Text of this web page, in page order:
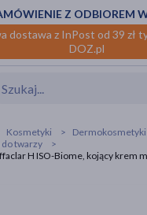
dostawa z InPost od 39 zł
DOZ.pl
Z ODBIOREM
Kosmetyki
Dermokosmetyki
twarzy
H ISO-Biome, kojący krem